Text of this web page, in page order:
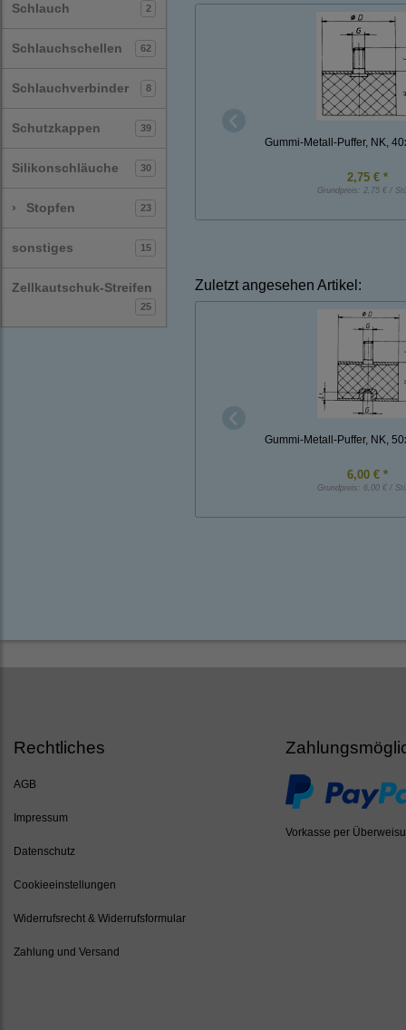
Schlauch 2
Schlauchschellen 62
Schlauchverbinder 8
Schutzkappen 39
Silikonschläuche 30
› Stopfen 23
sonstiges 15
Zellkautschuk-Streifen
25
Gummi-Metall-Puffer, NK,
2,75 € *
Grundpreis: 2,75 € /
Zuletzt angesehen Artikel:
Gummi-Metall-Puffer, NK,
6,00 € *
Grundpreis: 6,00 € /
Rechtliches
AGB
Impressum
Datenschutz
Cookieeinstellungen
Widerrufsrecht & Widerrufsformular
Zahlung und Versand
Vorkasse per